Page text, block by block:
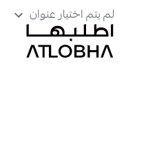
لم يتم اختيار عنوان